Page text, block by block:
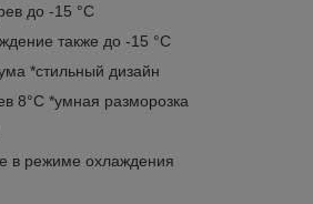
до -15 °С
также до -15 °С
*стильный дизайн
8°С *умная разморозка
в режиме охлаждения